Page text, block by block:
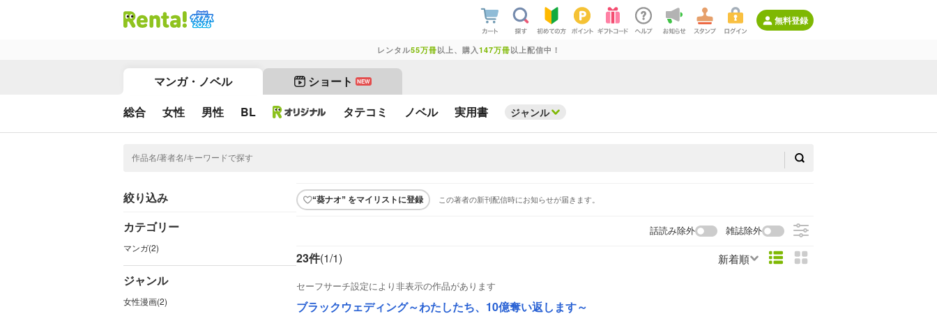
無料登録
レンタル55万冊以上、購入 147万冊以上配信中！
マンガ・ノベル ショート NEW
総合 女性 男性 BL タテコミ ノベル 実用書 ジャンル
絞り込み
カテゴリー
マンガ(2)
ジャンル
女性漫画(2)
“葵ナオ” をマイリストに登録 この著者の新刊配信時にお知らせが届きます。
話読み除外 雑誌除外
23件(1/1) 新着順
セーフサーチ設定により非表示の作品があります
ブラックウェディング～わたしたち、10億奪い返します～